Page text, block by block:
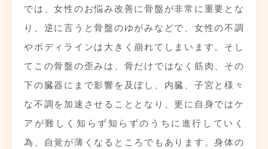
では、女性のお悩み改善に骨盤が非常に重要とな
り、逆に言うと骨盤のゆがみなどで、女性の不調
やボディラインは大きく崩れてしまいます。そし
てこの骨盤の歪みは、骨だけではなく筋肉、その
下の臓器にまで影響を及ぼし、内臓、子宮と様々
な不調を加速させることとなり、更に自身ではケ
アが難しく知らず知らずのうちに進行していく
為、自覚が薄くなるところでもあります。身体の